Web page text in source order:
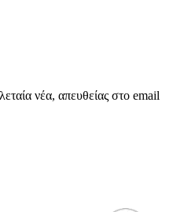
νέα, απευθείας στο email